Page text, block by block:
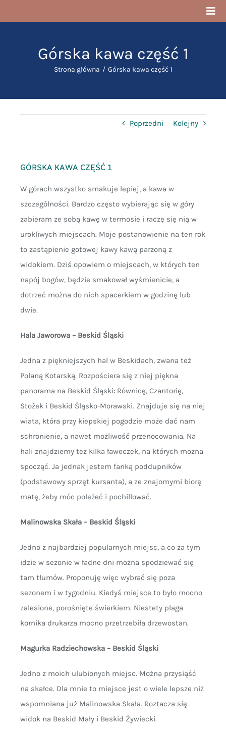
do
O mnie
Blog
Górska kawa część 1
Strona główna Górska kawa część 1
Poprzedni Kolejny
GÓRSKA KAWA CZĘŚĆ 1
W górach wszystko smakuje lepiej, a kawa w
szczególności. Bardzo często wybierając się w góry
zabieram ze sobą kawę w termosie i raczę się nią w
urokliwych miejscach. Moje postanowienie na ten rok
to zastąpienie gotowej kawy kawą parzoną z
widokiem. Dziś opowiem o miejscach, w których ten
napój bogów, będzie smakował wyśmienicie, a
dotrzeć można do nich spacerkiem w godzinę lub
dwie.
Hala Jaworowa – Beskid Śląski
Jedna z piękniejszych hal w Beskidach, zwana też
Polaną Kotarską. Rozpościera się z niej piękna
panorama na Beskid Śląski: Równicę, Czantorię,
Stożek i Beskid Śląsko-Morawski. Znajduje się na niej
wiata, która przy kiepskiej pogodzie może dać nam
schronienie, a nawet możliwość przenocowania. Na
hali znajdziemy też kilka ławeczek, na których można
spocząć. Ja jednak jestem fanką poddupników
(podstawowy sprzęt kursanta), a ze znajomymi biorę
matę, żeby móc poleżeć i pochillować.
Malinowska Skała – Beskid Śląski
Jedno z najbardziej popularnych miejsc, a co za tym
idzie w sezonie w ładne dni można spodziewać się
tam tłumów. Proponuję więc wybrać się poza
sezonem i w tygodniu. Kiedyś miejsce to było mocno
zalesione, porośnięte świerkiem. Niestety plaga
kornika drukarza mocno przetrzebiła drzewostan.
Magurka Radziechowska – Beskid Śląski
Jedno z moich ulubionych miejsc. Można przysiąść
na skałce. Dla mnie to miejsce jest o wiele lepsze niż
wspomniana już Malinowska Skała. Roztacza się
widok na Beskid Mały i Beskid Żywiecki.